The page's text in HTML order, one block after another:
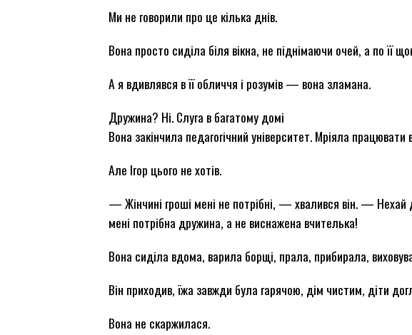
Ми не говорили про це кілька днів.
Вона просто сиділа біля вікна, не піднімаючи очей, а по її
А я вдивлявся в її обличчя і розумів — вона зламана.
Дружина? Ні. Слуга в багатому домі
Вона закінчила педагогічний університет. Мріяла
Але Ігор цього не хотів.
— Жінчині гроші мені не потрібні, — хвалився він. —
мені потрібна дружина, а не виснажена вчителька!
Вона сиділа вдома, варила борщі, прала, прибирала,
Він приходив, їжа завжди була гарячою, дім чистим, діти
Вона не скаржилася.